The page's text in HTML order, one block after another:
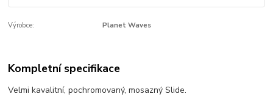
Výrobce: Planet Waves
Kompletní specifikace
Velmi kavalitní, pochromovaný, mosazný Slide.